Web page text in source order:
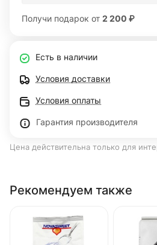
Получи подарок от 2 200 ₽
Есть в наличии
Условия доставки
Условия оплаты
Гарантия производителя
Цена действительна только для
Рекомендуем также